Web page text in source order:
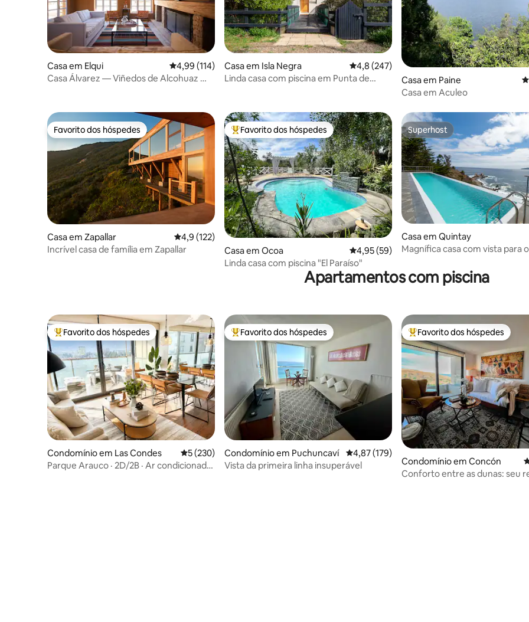
Casa em Elqui Classificação média de 4,99 em 5 estrelas, 114avaliações
4,99 (114)
Casa Álvarez — Viñedos de Alcohuaz —
Casa em Isla Negra Classificação média de 4,8 em 5 estrelas,
4,8 (247)
Linda casa com piscina em Punta de
Casa em Paine
Casa em Aculeo
Favorito dos hóspedes
Favorito dos hóspedes
Casa em Zapallar Classificação média de 4,9 em 5 estrelas, 122avaliações
4,9 (122)
Incrível casa de família em Zapallar
Favoritos dos hóspedes mais apreciados
Favorito dos hóspedes
Casa em Ocoa Classificação média de 4,95 em 5 estrelas,
4,95 (59)
Linda casa com piscina "El Paraíso"
Superhost
Superhost
Casa em Quintay
Magnífica casa com vista para
Apartamentos com piscina
Favoritos dos hóspedes mais apreciados
Favorito dos hóspedes
Condomínio em Las Condes Classificação média de 5 em 5 estrelas, 230avaliações
5 (230)
Parque Arauco · 2D/2B · Ar condicionado
Favoritos dos hóspedes mais apreciados
Favorito dos hóspedes
Condomínio em Puchuncaví Classificação média de 4,87 em 5 estrelas,
4,87 (179)
Vista da primeira linha insuperável
Favoritos dos hóspedes mais
Favorito dos hóspedes
Condomínio em Concón
Conforto entre as dunas: seu